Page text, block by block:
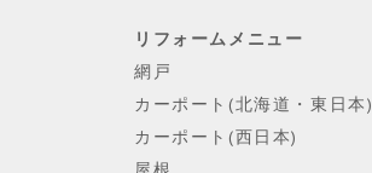
リフォームメニュー
網戸
カーポート(北海道・東日本)
カーポート(西日本)